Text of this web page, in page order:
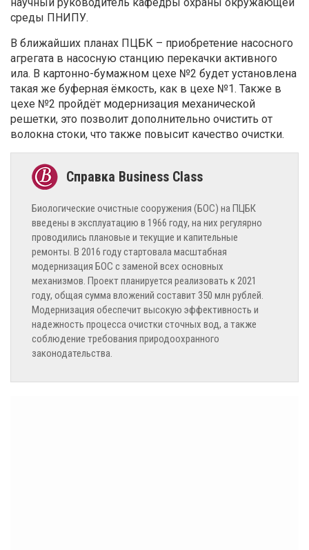
среды ПНИПУ.
В ближайших планах ПЦБК – приобретение насосного
агрегата в насосную станцию перекачки активного
ила. В картонно-бумажном цехе №2 будет установлена
такая же буферная ёмкость, как в цехе №1. Также в
цехе №2 пройдёт модернизация механической
решетки, это позволит дополнительно очистить от
волокна стоки, что также повысит качество очистки.
Биологические очистные сооружения (БОС) на ПЦБК
введены в эксплуатацию в 1966 году, на них регулярно
проводились плановые и текущие и капительные
ремонты. В 2016 году стартовала масштабная
модернизация БОС с заменой всех основных
механизмов. Проект планируется реализовать к 2021
году, общая сумма вложений составит 350 млн рублей.
Модернизация обеспечит высокую эффективность и
надежность процесса очистки сточных вод, а также
соблюдение требования природоохранного
законодательства.